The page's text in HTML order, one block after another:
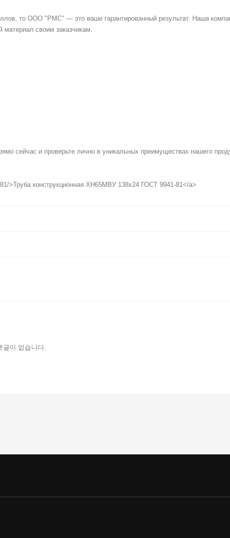
то ООО "РМС" — это ваше гарантированный результат. Наша
материал своим заказчикам.
сейчас и проверьте лично в уникальных преимуществах нашего
>Труба конструкционная ХН65МВУ 138x24 ГОСТ 9941-81</a>
글이 없습니다.